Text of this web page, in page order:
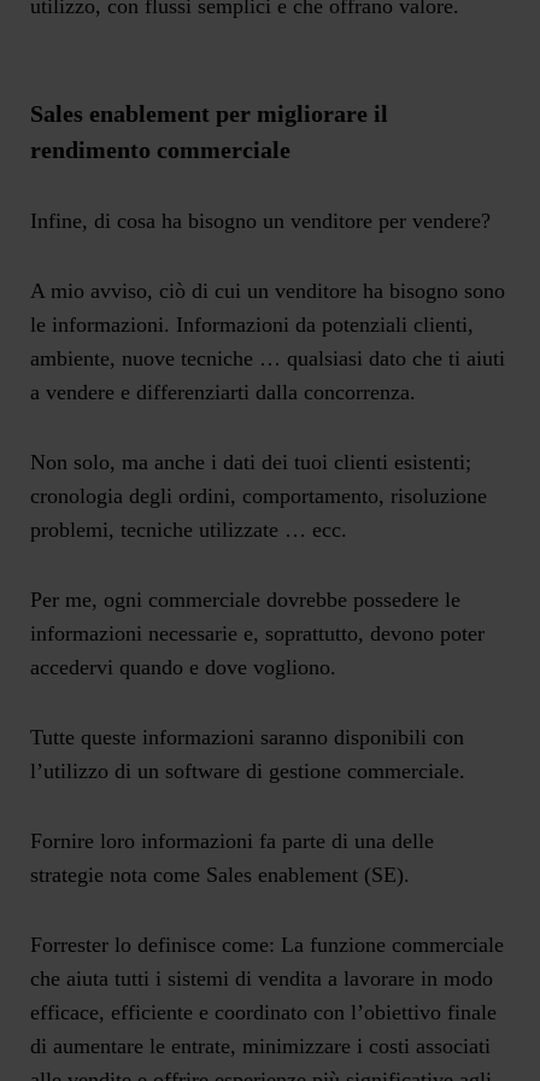
utilizzo, con flussi semplici e che offrano valore.
Sales enablement per migliorare il
rendimento commerciale
Infine, di cosa ha bisogno un venditore per vendere?
A mio avviso, ciò di cui un venditore ha bisogno sono
le informazioni. Informazioni da potenziali clienti,
ambiente, nuove tecniche … qualsiasi dato che ti aiuti
a vendere e differenziarti dalla concorrenza.
Non solo, ma anche i dati dei tuoi clienti esistenti;
cronologia degli ordini, comportamento, risoluzione
problemi, tecniche utilizzate … ecc.
Per me, ogni commerciale dovrebbe possedere le
informazioni necessarie e, soprattutto, devono poter
accedervi quando e dove vogliono.
Tutte queste informazioni saranno disponibili con
l’utilizzo di un software di gestione commerciale.
Fornire loro informazioni fa parte di una delle
strategie nota come Sales enablement (SE).
Forrester lo definisce come: La funzione commerciale
che aiuta tutti i sistemi di vendita a lavorare in modo
efficace, efficiente e coordinato con l’obiettivo finale
di aumentare le entrate, minimizzare i costi associati